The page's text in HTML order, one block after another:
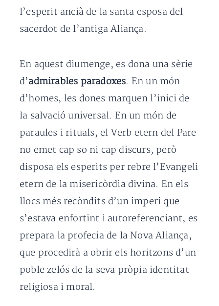
l’esperit ancià de la santa esposa del
sacerdot de l’antiga Aliança.
En aquest diumenge, es dona una sèrie
d’admirables paradoxes. En un món
d’homes, les dones marquen l’inici de
la salvació universal. En un món de
paraules i rituals, el Verb etern del Pare
no emet cap so ni cap discurs, però
disposa els esperits per rebre l’Evangeli
etern de la misericòrdia divina. En els
llocs més recòndits d’un imperi que
s’estava enfortint i autoreferenciant, es
prepara la profecia de la Nova Aliança,
que procedirà a obrir els horitzons d’un
poble zelós de la seva pròpia identitat
religiosa i moral.